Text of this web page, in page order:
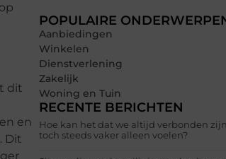
dit
en
Dit
POPULAIRE
Aanbiedingen
Winkelen
Dienstverlening
Zakelijk
Woning en Tuin
RECENTE BERICHTEN
Hoe kan het dat we altijd verbonden
toch steeds vaker alleen voelen?